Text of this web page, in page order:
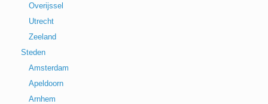
Overijssel
Utrecht
Zeeland
Steden
Amsterdam
Apeldoorn
Arnhem